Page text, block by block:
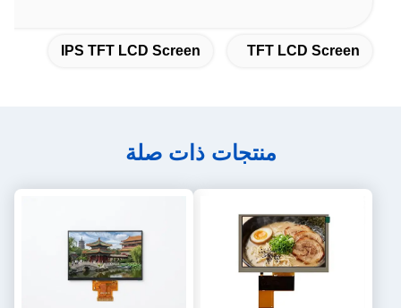
TFT LCD Screen
IPS TFT LCD Screen
منتجات ذات صلة